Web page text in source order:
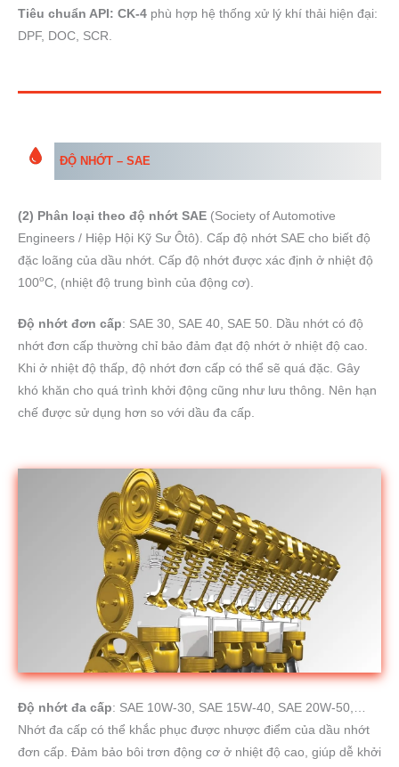
Tiêu chuẩn API: CK-4 phù hợp hệ thống xử lý khí thải hiện đại:
DPF, DOC, SCR.
ĐỘ NHỚT – SAE
(2) Phân loại theo độ nhớt SAE (Society of Automotive
Engineers / Hiệp Hội Kỹ Sư Ôtô). Cấp độ nhớt SAE cho biết độ
đặc loãng của dầu nhớt. Cấp độ nhớt được xác định ở nhiệt độ
100oC, (nhiệt độ trung bình của động cơ).
Độ nhớt đơn cấp: SAE 30, SAE 40, SAE 50. Dầu nhớt có độ
nhớt đơn cấp thường chỉ bảo đảm đạt độ nhớt ở nhiệt độ cao.
Khi ở nhiệt độ thấp, độ nhớt đơn cấp có thể sẽ quá đặc. Gây
khó khăn cho quá trình khởi động cũng như lưu thông. Nên hạn
chế được sử dụng hơn so với dầu đa cấp.
Độ nhớt đa cấp: SAE 10W-30, SAE 15W-40, SAE 20W-50,…
Nhớt đa cấp có thể khắc phục được nhược điểm của dầu nhớt
đơn cấp. Đảm bảo bôi trơn động cơ ở nhiệt độ cao, giúp dễ khởi